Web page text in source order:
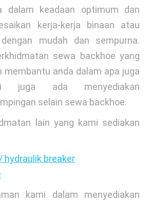
dalam keadaan optimum dan
kerja-kerja binaan atau
mudah dan sempurna.
sewa backhoe yang
membantu anda dalam apa juga
juga ada menyediakan
selain sewa backhoe.
lain yang kami sediakan
hydraulik breaker
kami dalam menyediakan